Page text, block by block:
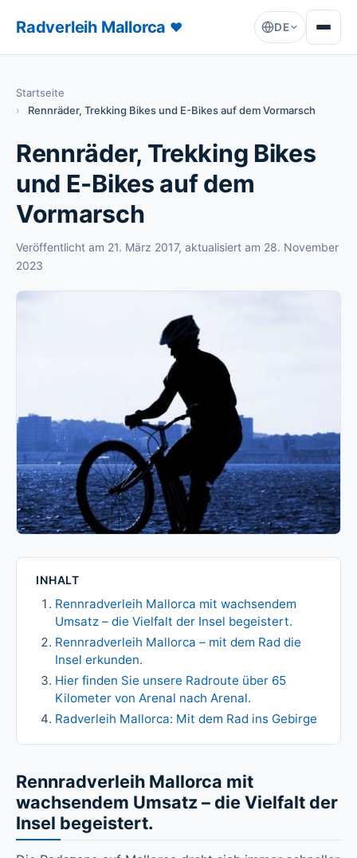
Radverleih Mallorca ♥ DE
Startseite
Rennräder, Trekking Bikes und E-Bikes auf dem Vormarsch
Rennräder, Trekking Bikes
und E-Bikes auf dem
Vormarsch
Veröffentlicht am 21. März 2017, aktualisiert am 28. November
2023
INHALT
Rennradverleih Mallorca mit wachsendem
Umsatz – die Vielfalt der Insel begeistert.
Rennradverleih Mallorca – mit dem Rad die
Insel erkunden.
Hier finden Sie unsere Radroute über 65
Kilometer von Arenal nach Arenal.
Radverleih Mallorca: Mit dem Rad ins Gebirge
Rennradverleih Mallorca mit
wachsendem Umsatz – die Vielfalt der
Insel begeistert.